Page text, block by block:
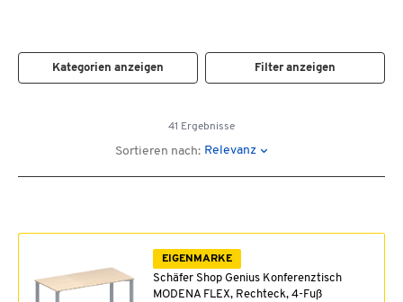
Kategorien anzeigen Filter anzeigen
41 Ergebnisse
Sortieren nach: Relevanz
EIGENMARKE
Schäfer Shop Genius Konferenztisch
MODENA FLEX, Rechteck, 4-Fuß